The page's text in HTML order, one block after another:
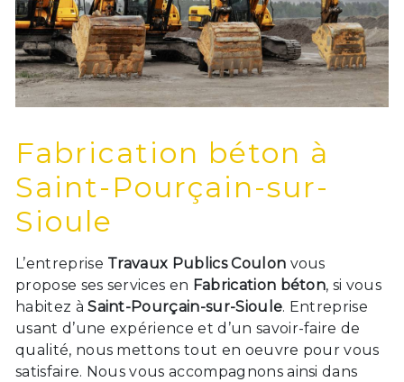
Fabrication béton à
Saint-Pourçain-sur-
Sioule
L’entreprise Travaux Publics Coulon vous
propose ses services en Fabrication béton, si vous
habitez àSaint-Pourçain-sur-Sioule. Entreprise
usant d’une expérience et d’un savoir-faire de
qualité, nous mettons tout en oeuvre pour vous
satisfaire. Nous vous accompagnons ainsi dans